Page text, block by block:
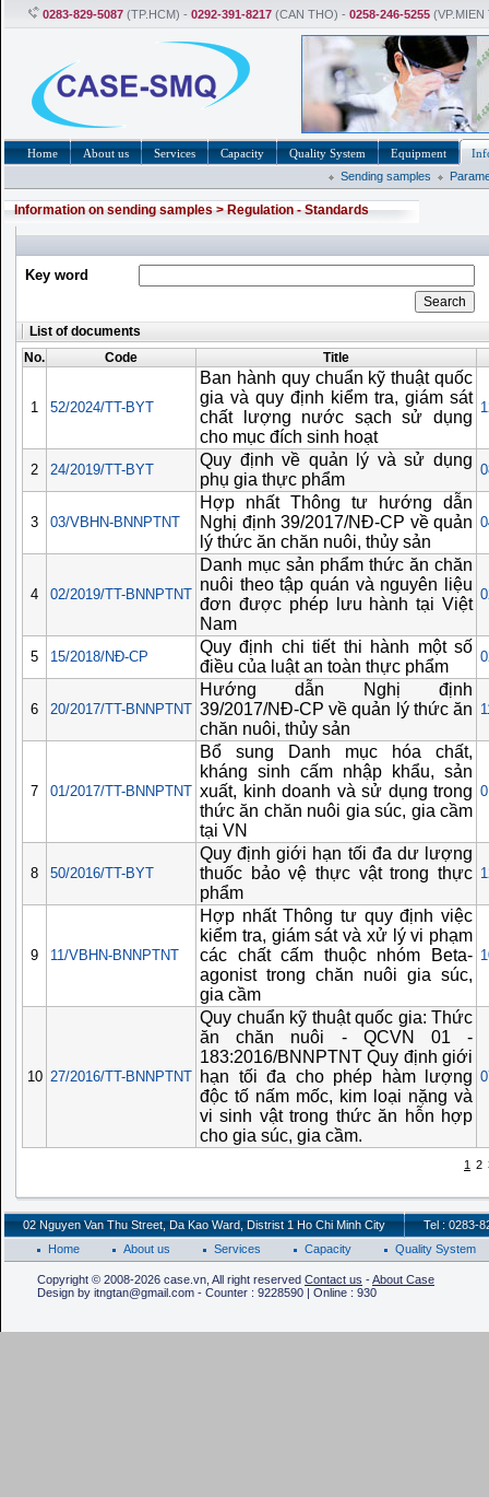
0283-829-5087 (TP.HCM) - 0292-391-8217 (CAN THO) - 0258-246-5255
Home About us Services Capacity Quality System Equipment
Sending samples
Information on sending samples>Regulation - Standards
Key word
List of documents
No.
Code Title
1 52/2024/TT-BYT
Ban hành quy chuẩn kỹ thuật quốc
gia và quy định kiểm tra, giám sát
chất lượng nước sạch sử dụng
cho mục đích sinh hoạt
2 24/2019/TT-BYT
Quy định về quản lý và sử dụng
phụ gia thực phẩm
3 03/VBHN-BNNPTNT
Hợp nhất Thông tư hướng dẫn
Nghị định 39/2017/NĐ-CP về quản
lý thức ăn chăn nuôi, thủy sản
4 02/2019/TT-BNNPTNT
Danh mục sản phẩm thức ăn chăn
nuôi theo tập quán và nguyên liệu
đơn được phép lưu hành tại Việt
Nam
5 15/2018/NĐ-CP
Quy định chi tiết thi hành một số
điều của luật an toàn thực phẩm
6 20/2017/TT-BNNPTNT
Hướng dẫn Nghị định
39/2017/NĐ-CP về quản lý thức ăn
chăn nuôi, thủy sản
7 01/2017/TT-BNNPTNT
Bổ sung Danh mục hóa chất,
kháng sinh cấm nhập khẩu, sản
xuất, kinh doanh và sử dụng trong
thức ăn chăn nuôi gia súc, gia cầm
tại VN
8 50/2016/TT-BYT
Quy định giới hạn tối đa dư lượng
thuốc bảo vệ thực vật trong thực
phẩm
9 11/VBHN-BNNPTNT
Hợp nhất Thông tư quy định việc
kiểm tra, giám sát và xử lý vi phạm
các chất cấm thuộc nhóm Beta-
agonist trong chăn nuôi gia súc,
gia cầm
10 27/2016/TT-BNNPTNT
Quy chuẩn kỹ thuật quốc gia: Thức
ăn chăn nuôi - QCVN 01 -
183:2016/BNNPTNT Quy định giới
hạn tối đa cho phép hàm lượng
độc tố nấm mốc, kim loại nặng và
vi sinh vật trong thức ăn hỗn hợp
cho gia súc, gia cầm.
1 2
02 Nguyen Van Thu Street, Da Kao Ward, Distrist 1 Ho Chi Minh City
Tel : 0283-
Home
About us Services Capacity Quality System
Copyright © 2008-2026 case.vn, All right reserved Contact us -About Case
Design by itngtan@gmail.com - Counter : 9228590 | Online : 930